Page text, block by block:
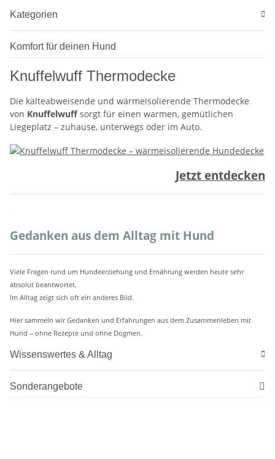
Kategorien
Komfort für deinen Hund
Knuffelwuff Thermodecke
Die kälteabweisende und wärmeisolierende Thermodecke
von Knuffelwuffsorgt für einen warmen, gemütlichen
Liegeplatz – zuhause, unterwegs oder im Auto.
Jetzt entdecken
Gedanken aus dem Alltag mit Hund
Viele Fragen rund um Hundeerziehung und Ernährung werden heute sehr
absolut beantwortet.
Im Alltag zeigt sich oft ein anderes Bild.
Hier sammeln wir Gedanken und Erfahrungen aus dem Zusammenleben mit
Hund – ohne Rezepte und ohne Dogmen.
Wissenswertes & Alltag
Sonderangebote